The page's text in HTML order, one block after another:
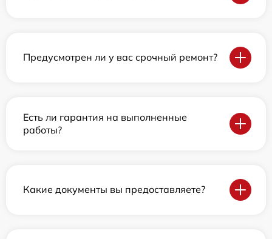
Предусмотрен ли у вас срочный ремонт?
Есть ли гарантия на выполненные
работы?
Какие документы вы предоставляете?